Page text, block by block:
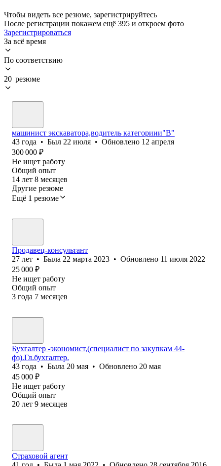
Чтобы видеть все резюме, зарегистрируйтесь
После регистрации покажем ещё 395 и откроем фото
Зарегистрироваться
За всё время
По соответствию
20 резюме
машинист экскаватора,водитель категориии"В"
43 года • Был 22 июля • Обновлено 12 апреля
300 000 ₽
Не ищет работу
Общий опыт
14 лет 8 месяцев
Другие резюме
Ещё 1 резюме
Продавец-консультант
27 лет • Была 22 марта 2023 • Обновлено 11 июля 2022
25 000 ₽
Не ищет работу
Общий опыт
3 года 7 месяцев
Бухгалтер -экономист,(специалист по закупкам 44-
фз).Гл.бухгалтер.
43 года • Была 20 мая • Обновлено 20 мая
45 000 ₽
Не ищет работу
Общий опыт
20 лет 9 месяцев
Страховой агент